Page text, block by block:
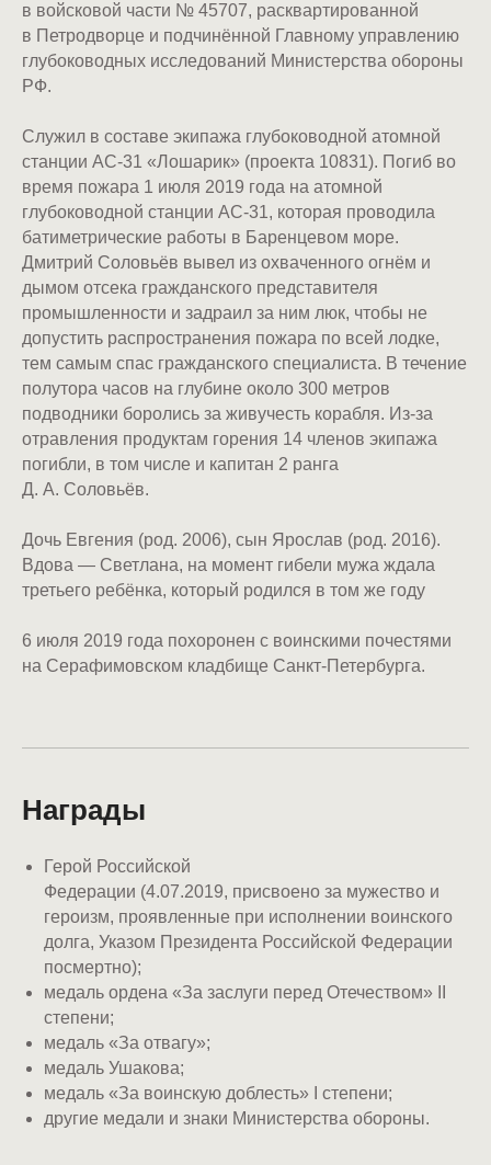
в войсковой части № 45707, расквартированной
в Петродворце и подчинённой Главному управлению
глубоководных исследований Министерства обороны
РФ.
Служил в составе экипажа глубоководной атомной
станции АС-31 «Лошарик» (проекта 10831). Погиб во
время пожара 1 июля 2019 года на атомной
глубоководной станции АС-31, которая проводила
батиметрические работы в Баренцевом море.
Дмитрий Соловьёв вывел из охваченного огнём и
дымом отсека гражданского представителя
промышленности и задраил за ним люк, чтобы не
допустить распространения пожара по всей лодке,
тем самым спас гражданского специалиста. В течение
полутора часов на глубине около 300 метров
подводники боролись за живучесть корабля. Из-за
отравления продуктам горения 14 членов экипажа
погибли, в том числе и капитан 2 ранга
Д. А. Соловьёв.
Дочь Евгения (род. 2006), сын Ярослав (род. 2016).
Вдова — Светлана, на момент гибели мужа ждала
третьего ребёнка, который родился в том же году
6 июля 2019 года похоронен с воинскими почестями
на Серафимовском кладбище Санкт-Петербурга.
Награды
Герой Российской
Федерации (4.07.2019, присвоено за мужество и
героизм, проявленные при исполнении воинского
долга, Указом Президента Российской Федерации
посмертно);
медаль ордена «За заслуги перед Отечеством» II
степени;
медаль «За отвагу»;
медаль Ушакова;
медаль «За воинскую доблесть» I степени;
другие медали и знаки Министерства обороны.